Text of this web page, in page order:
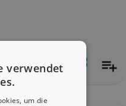
verwendet
um die